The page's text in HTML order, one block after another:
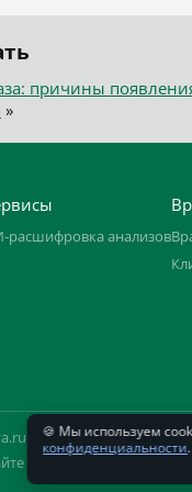
причины
»
расшифровка анализов
ИП Овчинников С. Н.,
не заменяет приём
🍪 Мы используем
конфиденциальности.